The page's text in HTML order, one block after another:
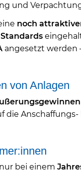
und
noch
angesetzt werden
von Anlagen
bei einem